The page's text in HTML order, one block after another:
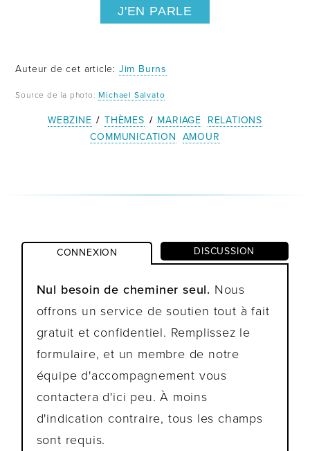
J'EN PARLE
Auteur de cet article: Jim Burns
Source de la photo: Michael Salvato
WEBZINE / THÈMES / MARIAGE
RELATIONS
COMMUNICATION
AMOUR
CONNEXION DISCUSSION
Nul besoin de cheminer seul. Nous
offrons un service de soutien tout à fait
gratuit et confidentiel. Remplissez le
formulaire, et un membre de notre
équipe d'accompagnement vous
contactera d'ici peu. À moins
d'indication contraire, tous les champs
sont requis.